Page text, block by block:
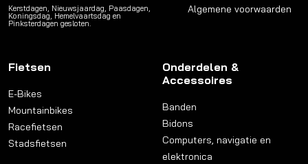
Kerstdagen, Nieuwsjaardag, Paasdagen,
Koningsdag, Hemelvaartsdag en
Pinksterdagen gesloten.
Algemene voorwaarden
Fietsen
E-Bikes
Mountainbikes
Racefietsen
Stadsfietsen
Onderdelen &
Accessoires
Banden
Bidons
Computers, navigatie en
elektronica